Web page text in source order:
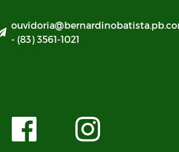
- (83) 3561-1021